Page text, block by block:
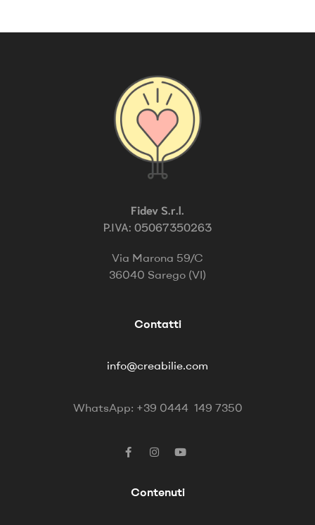
Fidev S.r.l.
P.IVA: 05067350263
Via Marona 59/C
36040 Sarego (VI)
Contatti
info@creabilie.com
WhatsApp: +39 0444 149 7350
Contenuti